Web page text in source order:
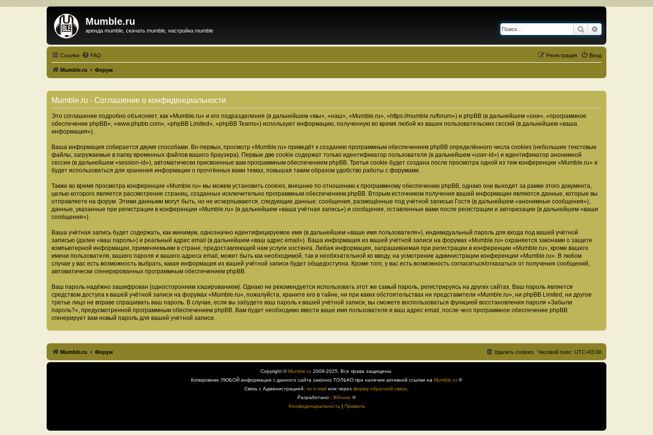
Mumble.ru
аренда mumble, скачать mumble, настройка mumble Поиск
Ссылки FAQ Вход
Регистрация
Mumble.ru Форум
Mumble.ru - Соглашение о конфиденциальности
Это соглашение подробно объясняет, как «Mumble.ru» и его подразделения (в дальнейшем «мы», «наш», «Mumble.ru», «https://mumble.ru/forum») и phpBB (в дальнейшем «они», «программное
обеспечение phpBB», «www.phpbb.com», «phpBB Limited», «phpBB Teams») используют информацию, полученную во время любой из ваших пользовательских сессий (в дальнейшем «ваша
информация»).
Ваша информация собирается двумя способами. Во-первых, просмотр «Mumble.ru» приведёт к созданию программным обеспечением phpBB определённого числа cookies (небольшие текстовые
файлы, загружаемые в папку временных файлов вашего браузера). Первые две cookie содержат только идентификатор пользователя (в дальнейшем «user-id») и идентификатор анонимной
сессии (в дальнейшем «session-id»), автоматически присвоенные вам программным обеспечением phpBB. Третья cookie будет создана после просмотра одной из тем конференции «Mumble.ru» и
будет использоваться для хранения информации о прочтённых вами темах, повышая таким образом удобство работы с форумами.
Также во время просмотра конференции «Mumble.ru» мы можем установить cookies, внешние по отношению к программному обеспечению phpBB, однако они выходят за рамки этого документа,
целью которого является рассмотрение страниц, созданных исключительно программным обеспечением phpBB. Вторым источником получения вашей информации являются данные, которые вы
отправляете на форум. Этими данными могут быть, но не исчерпываются, следующие данные: сообщения, размещённые под учётной записью Гостя (в дальнейшем «анонимные сообщения»),
данные, указанные при регистрации в конференции «Mumble.ru» (в дальнейшем «ваша учётная запись») и сообщения, оставленные вами после регистрации и авторизации (в дальнейшем «ваши
сообщения»).
Ваша учётная запись будет содержать, как минимум, однозначно идентифицируемое имя (в дальнейшем «ваше имя пользователя»), индивидуальный пароль для входа под вашей учётной
записью (далее «ваш пароль») и реальный адрес email (в дальнейшем «ваш адрес email»). Ваша информация из вашей учётной записи на форумах «Mumble.ru» охраняется законами о защите
компьютерной информации, применяемыми в стране, предоставляющей нам услуги хостинга. Любая информация, запрашиваемая при регистрации в конференции «Mumble.ru», кроме вашего
имени пользователя, вашего пароля и вашего адреса email, может быть как необходимой, так и необязательной ко вводу, на усмотрение администрации конференции «Mumble.ru». В любом
случае у вас есть возможность выбрать, какая информация из вашей учётной записи будет общедоступна. Кроме того, у вас есть возможность согласиться/отказаться от получения сообщений,
автоматически сгенерированных программным обеспечением phpBB.
Ваш пароль надёжно зашифрован (односторонним хэшированием). Однако не рекомендуется использовать этот же самый пароль, регистрируясь на других сайтах. Ваш пароль является
средством доступа к вашей учётной записи на форумах «Mumble.ru», пожалуйста, храните его в тайне, ни при каких обстоятельствах ни представители «Mumble.ru», ни phpBB Limited, ни другое
третье лицо не вправе спрашивать ваш пароль. В случае, если вы забудете ваш пароль к вашей учётной записи, вы сможете воспользоваться функцией восстановления пароля «Забыли
пароль?», предусмотренной программным обеспечением phpBB. Вам будет необходимо ввести ваше имя пользователя и ваш адрес email, после чего программное обеспечение phpBB
сгенерирует вам новый пароль для вашей учётной записи.
Mumble.ru Форум Часовой пояс: UTC+03:00
Удалить cookies
Copyright ©Mumble.ru 2009-2025. Все права защищены.
Копировние ЛЮБОЙ информации с данного сайта законно ТОЛЬКО при наличии активной ссылки на Mumble.ru ®
Связь с Администрацией: по e-mail или через форму обратной связи
Разработано : B0nuse ®
Конфиденциальность| Правила